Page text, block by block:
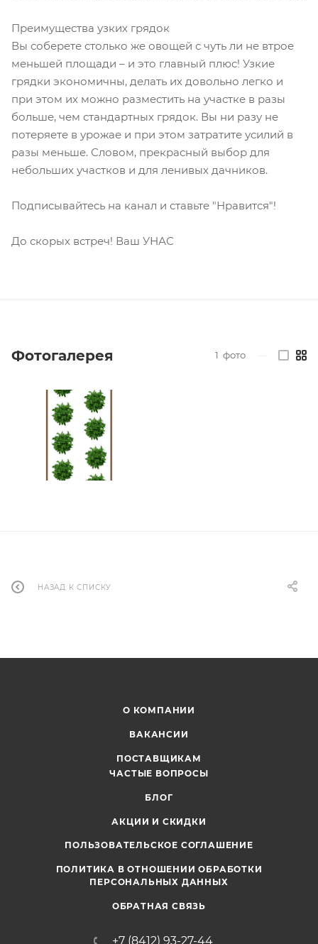
Преимущества узких грядок
Вы соберете столько же овощей с чуть ли не втрое
меньшей площади – и это главный плюс! Узкие
грядки экономичны, делать их довольно легко и
при этом их можно разместить на участке в разы
больше, чем стандартных грядок. Вы ни разу не
потеряете в урожае и при этом затратите усилий в
разы меньше. Словом, прекрасный выбор для
небольших участков и для ленивых дачников.
Подписывайтесь на канал и ставьте "Нравится"!
До скорых встреч! Ваш УНАС
Фотогалерея 1 фото
НАЗАД К СПИСКУ
О КОМПАНИИ
ВАКАНСИИ
ПОСТАВЩИКАМ
ЧАСТЫЕ ВОПРОСЫ
БЛОГ
АКЦИИ И СКИДКИ
ПОЛЬЗОВАТЕЛЬСКОЕ СОГЛАШЕНИЕ
ПОЛИТИКА В ОТНОШЕНИИ ОБРАБОТКИ
ПЕРСОНАЛЬНЫХ ДАННЫХ
ОБРАТНАЯ СВЯЗЬ
+7 (8412) 93-27-44